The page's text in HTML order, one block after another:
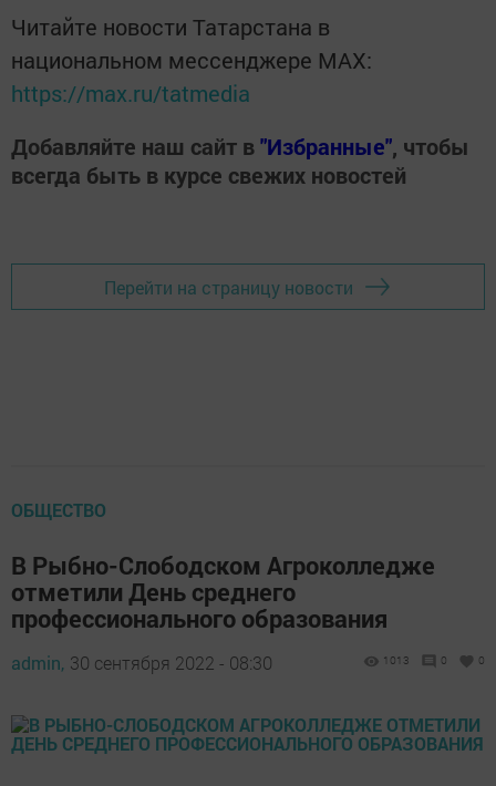
Читайте новости Татарстана в
национальном мессенджере MАХ:
https://max.ru/tatmedia
Добавляйте наш сайт в"Избранные", чтобы
всегда быть в курсе свежих новостей
Перейти на страницу новости
ОБЩЕСТВО
В Рыбно-Слободском Агроколледже
отметили День среднего
профессионального образования
admin, 30 сентября 2022 - 08:30 1013 0 0